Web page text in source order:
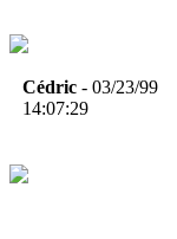
Cédric - 03/23/99
14:07:29